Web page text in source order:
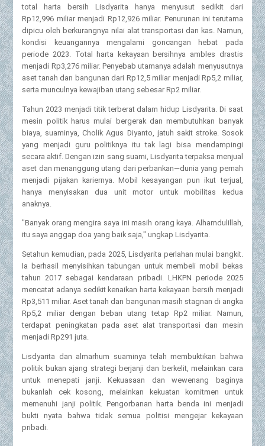
total harta bersih Lisdyarita hanya menyusut sedikit dari
Rp12,996 miliar menjadi Rp12,926 miliar. Penurunan ini terutama
dipicu oleh berkurangnya nilai alat transportasi dan kas. Namun,
kondisi keuangannya mengalami goncangan hebat pada
periode 2023. Total harta kekayaan bersihnya ambles drastis
menjadi Rp3,276 miliar. Penyebab utamanya adalah menyusutnya
aset tanah dan bangunan dari Rp12,5 miliar menjadi Rp5,2 miliar,
serta munculnya kewajiban utang sebesar Rp2 miliar.
Tahun 2023 menjadi titik terberat dalam hidup Lisdyarita. Di saat
mesin politik harus mulai bergerak dan membutuhkan banyak
biaya, suaminya, Cholik Agus Diyanto, jatuh sakit stroke. Sosok
yang menjadi guru politiknya itu tak lagi bisa mendampingi
secara aktif. Dengan izin sang suami, Lisdyarita terpaksa menjual
aset dan menanggung utang dari perbankan—dunia yang pernah
menjadi pijakan kariernya. Mobil kesayangan pun ikut terjual,
hanya menyisakan dua unit motor untuk mobilitas kedua
anaknya.
"Banyak orang mengira saya ini masih orang kaya. Alhamdulillah,
itu saya anggap doa yang baik saja," ungkap Lisdyarita.
Setahun kemudian, pada 2025, Lisdyarita perlahan mulai bangkit.
Ia berhasil menyisihkan tabungan untuk membeli mobil bekas
tahun 2017 sebagai kendaraan pribadi. LHKPN periode 2025
mencatat adanya sedikit kenaikan harta kekayaan bersih menjadi
Rp3,511 miliar. Aset tanah dan bangunan masih stagnan di angka
Rp5,2 miliar dengan beban utang tetap Rp2 miliar. Namun,
terdapat peningkatan pada aset alat transportasi dan mesin
menjadi Rp291 juta.
Lisdyarita dan almarhum suaminya telah membuktikan bahwa
politik bukan ajang strategi berjanji dan berkelit, melainkan cara
untuk menepati janji. Kekuasaan dan wewenang baginya
bukanlah cek kosong, melainkan kekuatan komitmen untuk
memenuhi janji politik. Pengorbanan harta benda ini menjadi
bukti nyata bahwa tidak semua politisi mengejar kekayaan
pribadi.